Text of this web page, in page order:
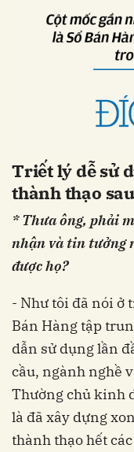
Triết lý dễ sử
thành thạo
* Thưa ông, phải
nhận và tin tưởng
được họ?
- Như tôi đã nói ở
Bán Hàng tập
dẫn sử dụng lần
cầu, ngành nghề
Thường chủ kinh
là đã xây dựng
thành thạo hết